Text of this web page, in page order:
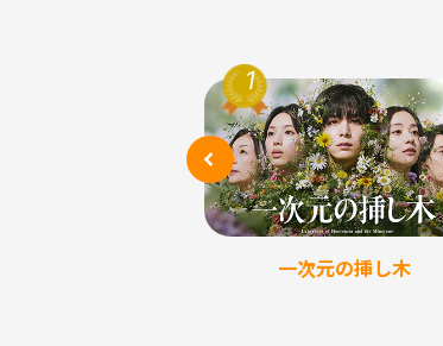
一次元の挿し木